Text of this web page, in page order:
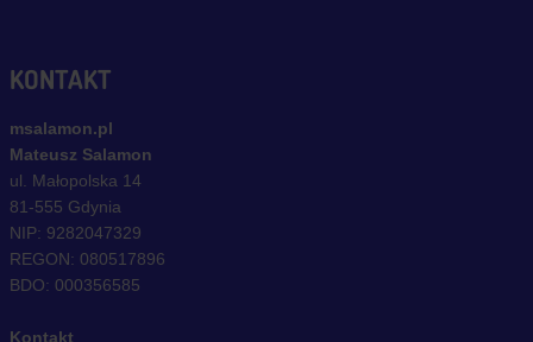
KONTAKT
msalamon.pl
Mateusz Salamon
ul. Małopolska 14
81-555 Gdynia
NIP: 9282047329
REGON: 080517896
BDO: 000356585
Kontakt